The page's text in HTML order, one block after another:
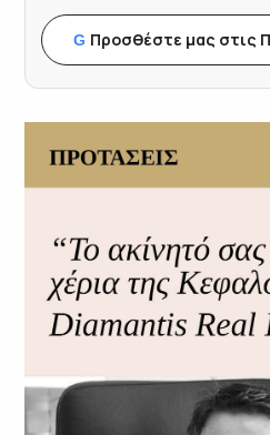
G Προσθέστε μας στις